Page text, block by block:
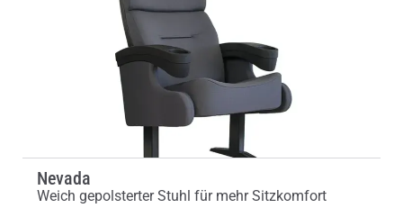
Nevada
Weich gepolsterter Stuhl für mehr Sitzkomfort